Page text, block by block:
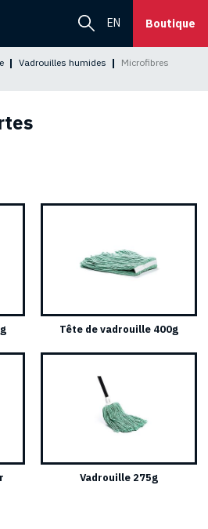
EN Boutique
Vadrouilles humides
Microfibres
Tête de vadrouille 400g
Vadrouille 275g